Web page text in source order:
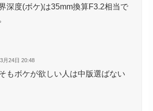
深度(ボケ)は35mm換算F3.2相当で
月24日 20:48
もボケが欲しい人は中版選ばない